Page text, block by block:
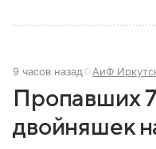
9 часов назад АиФ
Пропавших 7
двойняшек